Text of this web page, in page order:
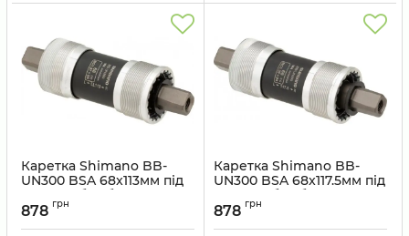
Каретка Shimano BB-
UN300 BSA 68x113мм під
квадрат без болтів
Артикул:
878 грн
Каретка Shimano BB-
UN300 BSA 68x117.5мм під
квадрат без болтів
Артикул:
878 грн